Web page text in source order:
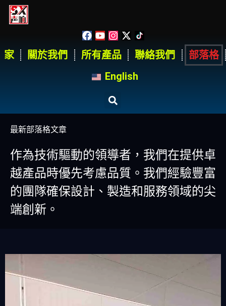
家 關於我們 所有產品 聯絡我們
部落格
English
最新部落格文章
作為技術驅動的領導者，我們在提供卓
越產品時優先考慮品質。我們經驗豐富
的團隊確保設計、製造和服務領域的尖
端創新。